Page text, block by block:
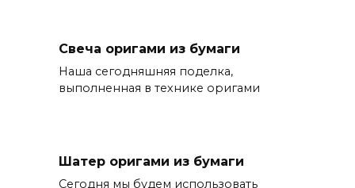
Свеча оригами из бумаги
Наша сегодняшняя поделка,
выполненная в технике оригами
Шатер оригами из бумаги
Сегодня мы будем использовать